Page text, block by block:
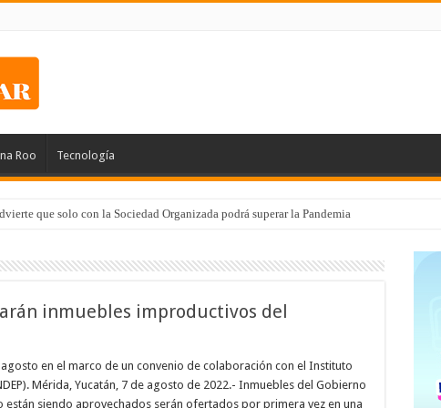
Roo Tecnología
que solo con la Sociedad Organizada podrá superar la Pandemia
inmuebles improductivos del
en el marco de un convenio de colaboración con el Instituto
Mérida, Yucatán, 7 de agosto de 2022.- Inmuebles del Gobierno
están siendo aprovechados serán ofertados por primera vez en una